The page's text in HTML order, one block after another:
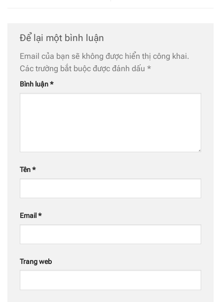
Để lại một bình luận
Email của bạn sẽ không được hiển thị công khai.
Các trường bắt buộc được đánh dấu *
Bình luận*
Tên*
Email *
Trang web